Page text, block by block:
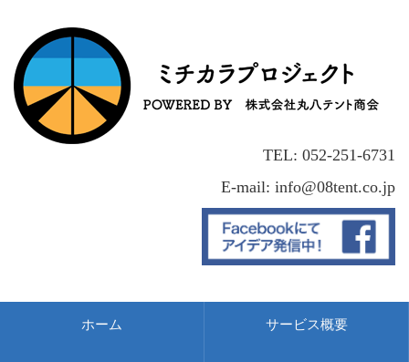
TEL: 052-251-6731
E-mail: info@08tent.co.jp
ホーム サービス概要